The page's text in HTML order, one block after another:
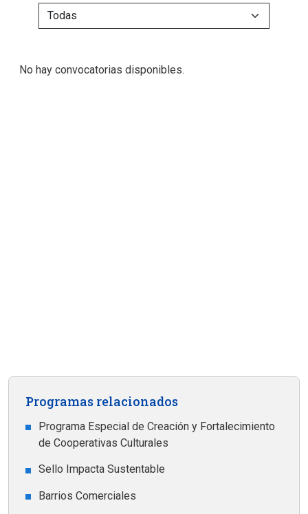
Programas relacionados
Programa Especial de Creación y Fortalecimiento
de Cooperativas Culturales
Sello Impacta Sustentable
Barrios Comerciales